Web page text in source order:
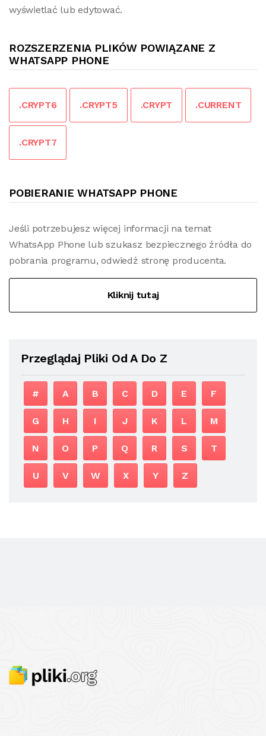
wyświetlać lub edytować.
ROZSZERZENIA PLIKÓW POWIĄZANE Z
WHATSAPP PHONE
.CRYPT6 .CRYPT5 .CRYPT .CURRENT
.CRYPT7
POBIERANIE WHATSAPP PHONE
Jeśli potrzebujesz więcej informacji na temat
WhatsApp Phone lub szukasz bezpiecznego źródła do
pobrania programu, odwiedź stronę producenta.
Kliknij tutaj
Przeglądaj Pliki Od A Do Z
# A B C D E F
G H I J K L M
N O P Q R S T
U V W X Y Z